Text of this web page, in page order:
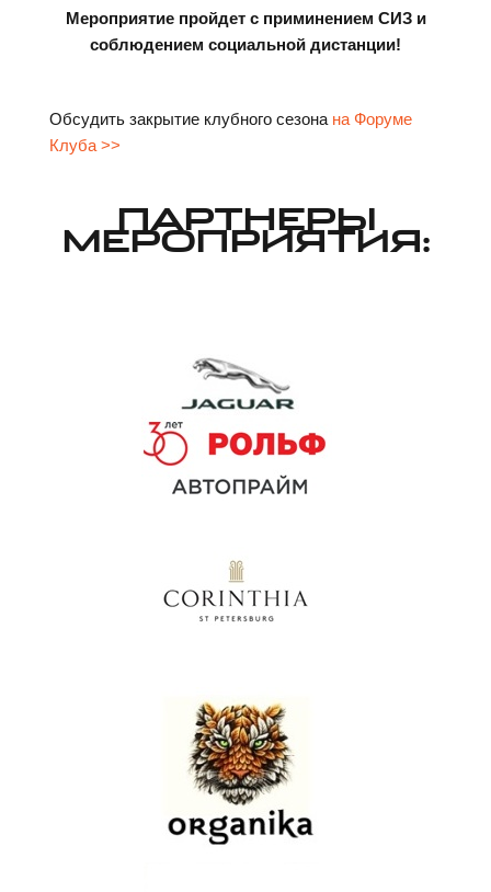
Мероприятие пройдет с приминением СИЗ и
соблюдением социальной дистанции!
Обсудить закрытие клубного сезона на Форуме
Клуба >>
ПАРТНЕРЫ
МЕРОПРИЯТИЯ: